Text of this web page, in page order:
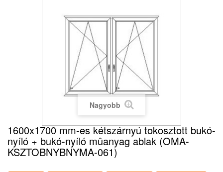
Nagyobb
1600x1700 mm-es kétszárnyú tokosztott bukó-
nyíló + bukó-nyíló mûanyag ablak (OMA-
KSZTOBNYBNYMA-061)